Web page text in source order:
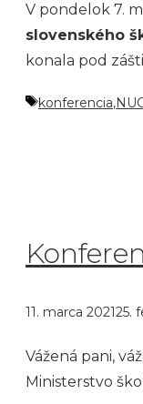
V pondelok 7.
slovenského
konala pod
Značky
konferencia,
11. marca 202125.
Vážená pani,
Ministerstvo